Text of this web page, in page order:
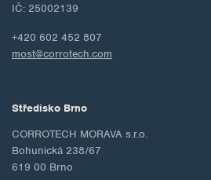
IČ: 25002139
+420 602 452 807
most@corrotech.com
Středisko Brno
CORROTECH MORAVA s.r.o.
Bohunická 238/67
619 00 Brno